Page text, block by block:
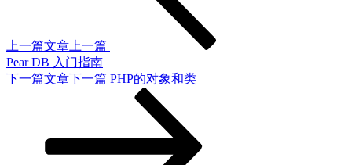
上一篇文章 上一篇
Pear DB 入门指南
下一篇文章下一篇 PHP的对象和类